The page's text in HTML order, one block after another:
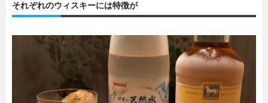
それぞれのウィスキーには特徴が